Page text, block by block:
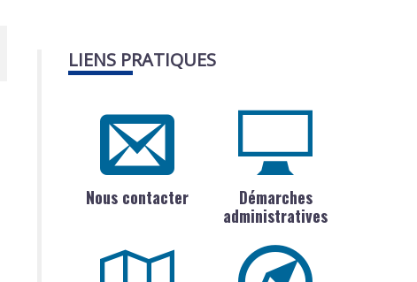
LIENS PRATIQUES
Nous contacter
Démarches
administratives